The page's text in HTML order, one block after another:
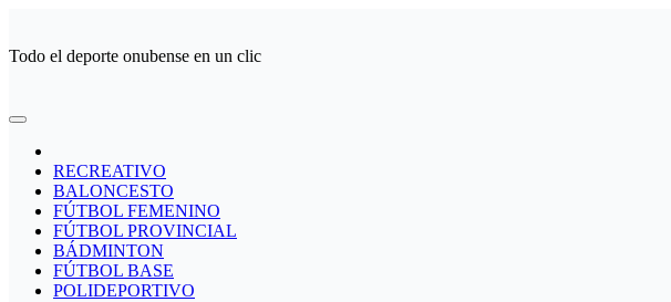
contenido
Todo el deporte onubense en un clic
RECREATIVO
BALONCESTO
FÚTBOL FEMENINO
FÚTBOL PROVINCIAL
BÁDMINTON
FÚTBOL BASE
POLIDEPORTIVO